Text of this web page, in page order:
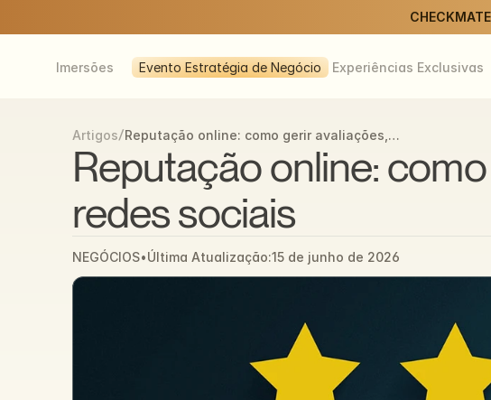
Imersões Evento Estratégia de Negócio Experiências Exclusivas
Artigos/Reputação online: como gerir avaliações,
críticas e crises nas redes sociais
Reputação online:
redes sociais
NEGÓCIOS•Última Atualização:15 de junho de 2026